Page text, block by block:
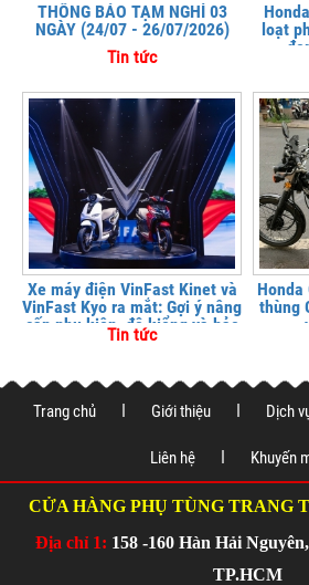
THÔNG BÁO TẠM NGHỈ 03
NGÀY (24/07 - 26/07/2026)
Tin tức
loạt
Xe máy điện VinFast Kinet và
VinFast Kyo ra mắt: Gợi ý nâng
cấp phụ kiện, độ kiểng và bảo
vệ xe tại
Tin tức
Honda
thùng
Trang chủ Giới thiệu Dịch
Liên hệ Khuyến
CỬA HÀNG PHỤ TÙNG TRANG
Địa chỉ 1: 158 -160 Hàn Hải
TP.HCM